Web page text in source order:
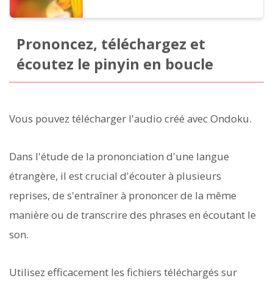
Prononcez, téléchargez et
écoutez le pinyin en boucle
Vous pouvez télécharger l'audio créé avec Ondoku.
Dans l'étude de la prononciation d'une langue
étrangère, il est crucial d'écouter à plusieurs
reprises, de s'entraîner à prononcer de la même
manière ou de transcrire des phrases en écoutant le
son.
Utilisez efficacement les fichiers téléchargés sur